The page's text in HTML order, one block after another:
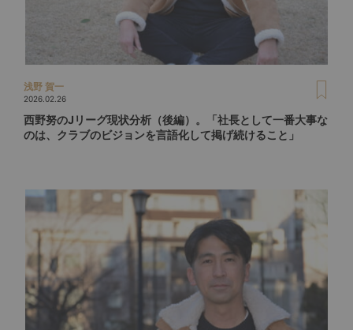
浅野 賀一
2026.02.26
西野努のJリーグ現状分析（後編）。「社長として一番大事な
のは、クラブのビジョンを言語化して掲げ続けること」